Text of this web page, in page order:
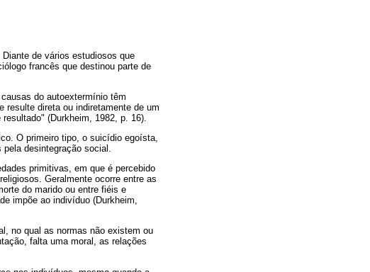
de vários estudiosos que
francês que destinou parte de
do autoextermínio têm
resulte direta ou indiretamente de um
(Durkheim, 1982, p. 16).
O primeiro tipo, o suicídio egoísta,
desintegração social.
primitivas, em que é percebido
Geralmente ocorre entre as
do marido ou entre fiéis e
impõe ao indivíduo (Durkheim,
no qual as normas não existem ou
falta uma moral, as relações